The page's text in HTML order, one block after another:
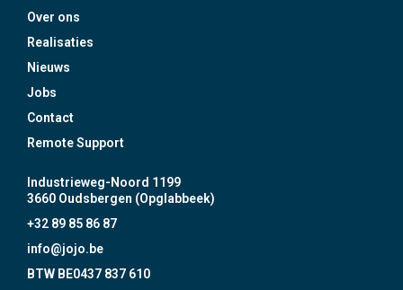
Over ons
Realisaties
Nieuws
Jobs
Contact
Remote Support
Industrieweg-Noord 1199
3660 Oudsbergen (Opglabbeek)
+32 89 85 86 87
info@jojo.be
BTW BE0437 837 610